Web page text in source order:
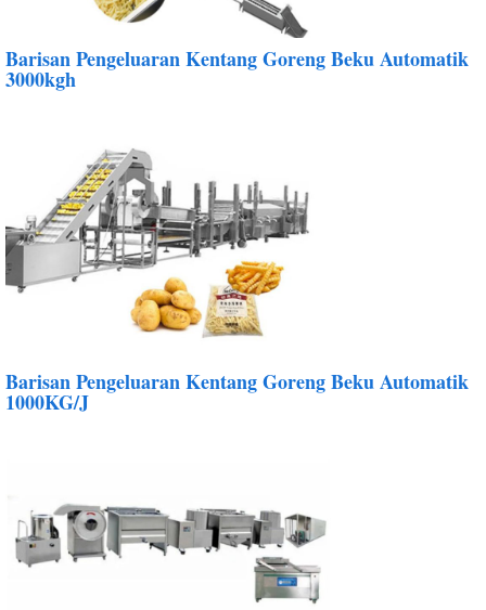
Barisan Pengeluaran Kentang Goreng Beku Automatik
3000kgh
Barisan Pengeluaran Kentang Goreng Beku Automatik
1000KG/J